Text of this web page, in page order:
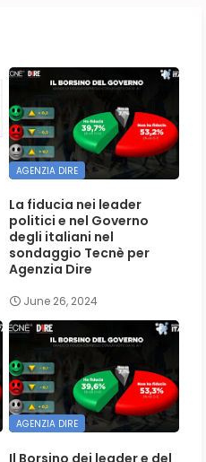
AGENZIA DIRE
La fiducia nei leader
politici e nel Governo
degli italiani nel
sondaggio Tecnè per
Agenzia Dire
June 26, 2024
AGENZIA DIRE
Il Borsino dei leader e del